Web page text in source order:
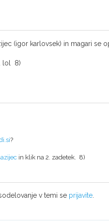
(igor karlovsek) in magari se
lol 8)
?
in klik na 2. zadetek. 8)
v temi se prijavite